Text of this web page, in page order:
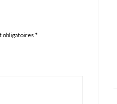
obligatoires*